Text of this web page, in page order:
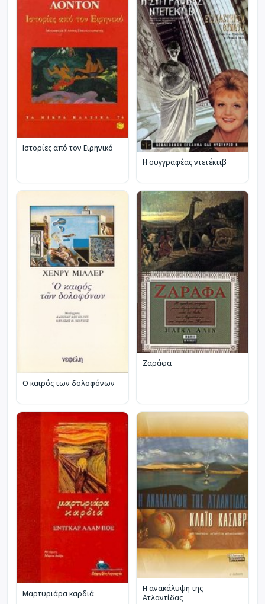
Ιστορίες από τον Ειρηνικό
Η συγγραφέας ντετέκτιβ
Ο καιρός των δολοφόνων
Ζαράφα
Μαρτυριάρα καρδιά
Η ανακάλυψη της
Ατλαντίδας